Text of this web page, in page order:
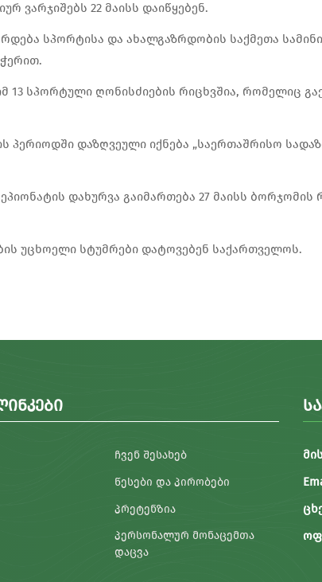
ვარჯიშებს 22 მაისს დაიწყებენ.
სპორტისა და ახალგაზრდობის საქმეთა
13 სპორტული ღონისძიების რიცხვშია, რომელიც
პერიოდში დაზღვეული იქნება „საერთაშრისო
დახურვა გაიმართება 27 მაისს ბორჯომის
უცხოელი სტუმრები დატოვებენ საქართველოს.
ᲩᲕᲔᲜ ᲨᲔᲡᲐᲮᲔᲑ
ᲬᲔᲡᲔᲑᲘ ᲓᲐ ᲞᲘᲠᲝᲑᲔᲑᲘ
ᲞᲠᲔᲢᲔᲜᲖᲘᲐ
ᲞᲔᲠᲡᲝᲜᲐᲚᲣᲠ ᲛᲝᲜᲐᲪᲔᲛᲗᲐ
ᲓᲐᲪᲕᲐ